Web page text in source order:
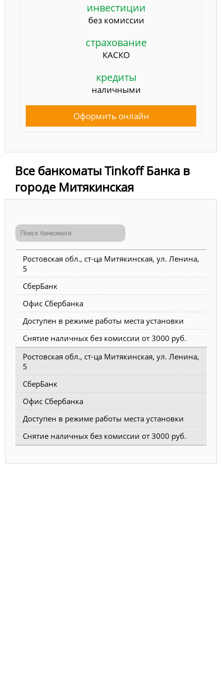
инвестиции
без комиссии
страхование
КАСКО
кредиты
наличными
Оформить онлайн
Все банкоматы Tinkoff Банка в
городе Митякинская
Ростовская обл., ст-ца Митякинская, ул. Ленина,
5
СберБанк
Офис Сбербанка
Доступен в режиме работы места установки
Снятие наличных без комиссии от 3000 руб.
Ростовская обл., ст-ца Митякинская, ул. Ленина,
5
СберБанк
Офис Сбербанка
Доступен в режиме работы места установки
Снятие наличных без комиссии от 3000 руб.